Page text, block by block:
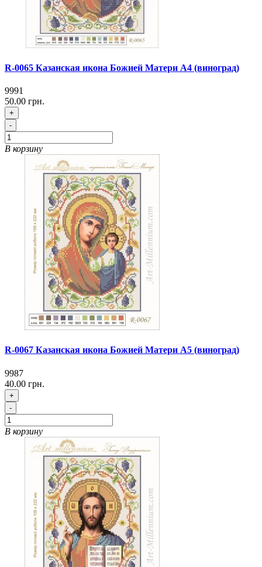
R-0065 Казанская икона Божией Матери А4 (виноград)
9991
50.00 грн.
+
-
В корзину
R-0067 Казанская икона Божией Матери А5 (виноград)
9987
40.00 грн.
+
-
В корзину